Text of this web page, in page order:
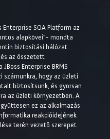
Enterprise SOA Platform az
alapkövei”- mondta
biztosítási hálózat
az összetett
Enterprise BRMS
számunkra, hogy az üzleti
biztosítsunk, és gyorsan
az üzleti környezetben. A
ez az alkalmazás
reakcióidejének
terén vezető szerepet